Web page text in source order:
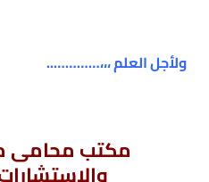
ولأجل العلم ،،،…………..
مكتب محامى